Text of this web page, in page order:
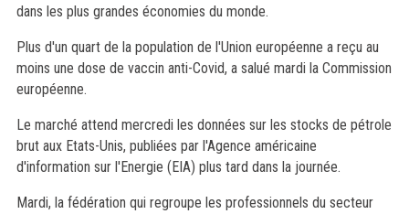
dans les plus grandes économies du monde.
Plus d'un quart de la population de l'Union européenne a reçu au
moins une dose de vaccin anti-Covid, a salué mardi la Commission
européenne.
Le marché attend mercredi les données sur les stocks de pétrole
brut aux Etats-Unis, publiées par l'Agence américaine
d'information sur l'Energie (EIA) plus tard dans la journée.
Mardi, la fédération qui regroupe les professionnels du secteur